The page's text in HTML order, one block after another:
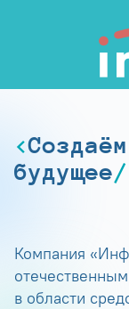
будущее
Компания
в области